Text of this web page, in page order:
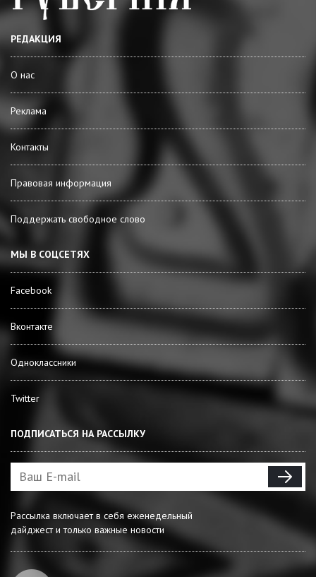
РЕДАКЦИЯ
О нас
Реклама
Контакты
Правовая информация
Поддержать свободное слово
МЫ В СОЦСЕТЯХ
Facebook
Вконтакте
Одноклассники
Twitter
ПОДПИСАТЬСЯ НА РАССЫЛКУ
Рассылка включает в себя еженедельный
дайджест и только важные новости